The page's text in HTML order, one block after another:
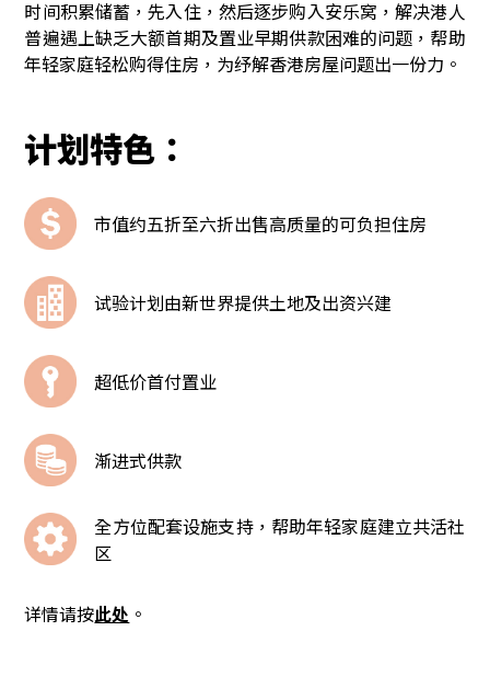
时间积累储蓄，先入住，然后逐步购入安乐窝，解决港人
普遍遇上缺乏大额首期及置业早期供款困难的问题，帮助
年轻家庭轻松购得住房，为纾解香港房屋问题出一份力。
计划特色：
市值约五折至六折出售高质量的可负担住房
试验计划由新世界提供土地及出资兴建
超低价首付置业
渐进式供款
全方位配套设施支持，帮助年轻家庭建立共活社
区
详情请按此处 。